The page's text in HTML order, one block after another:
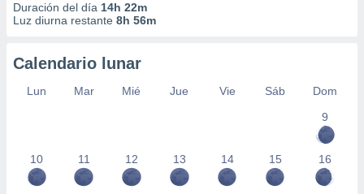
Duración del día 14h 22m
Luz diurna restante 8h 56m
Calendario lunar
Lun Mar Mié Jue Vie Sáb
Dom
9
10 11 12 13 14 15 16